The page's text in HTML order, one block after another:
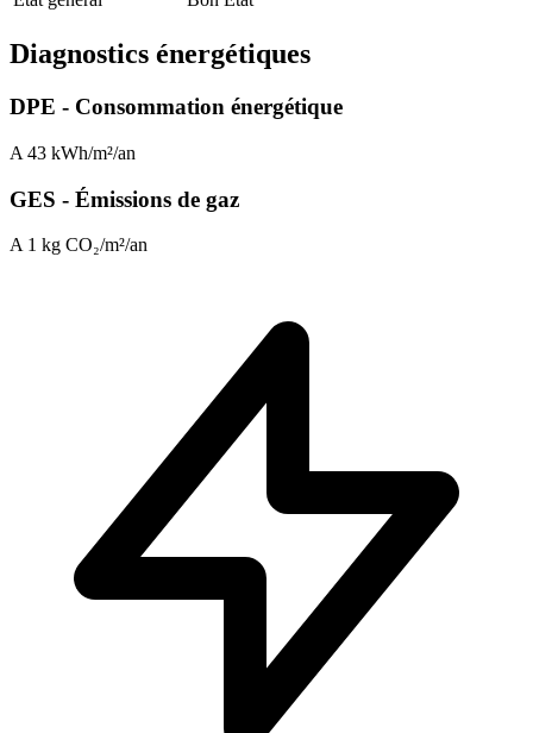
Diagnostics énergétiques
DPE - Consommation énergétique
A 43 kWh/m²/an
GES - Émissions de gaz
A 1 kg CO₂/m²/an